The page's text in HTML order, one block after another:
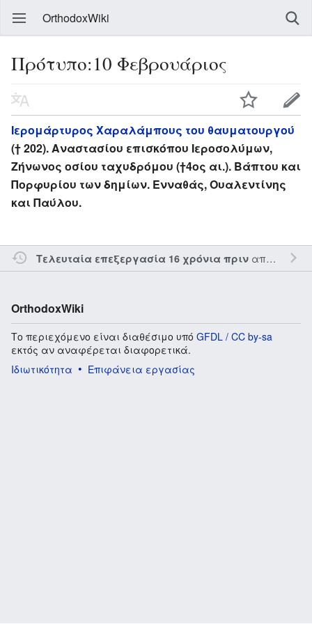
OrthodoxWiki
Πρότυπο:10 Φεβρουάριος
Ιερομάρτυρος Χαραλάμπους του θαυματουργού
(† 202). Αναστασίου επισκόπου Ιεροσολύμων,
Ζήνωνος οσίου ταχυδρόμου (†4ος αι.). Βάπτου και
Πορφυρίου των δημίων. Ενναθάς, Ουαλεντίνης
και Παύλου.
Τελευταία επεξεργασία 16 χρόνια πριναπό τον την
OrthodoxWiki
Το περιεχόμενο είναι διαθέσιμο υπό GFDL / CC by-sa
εκτός αν αναφέρεται διαφορετικά.
Ιδιωτικότητα
Επιφάνεια εργασίας